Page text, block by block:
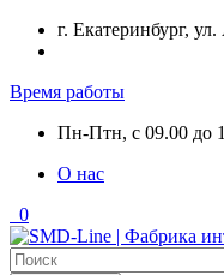
г. Екатеринбург,
Время работы
Пн-Птн, с 09.00 до
О нас
0